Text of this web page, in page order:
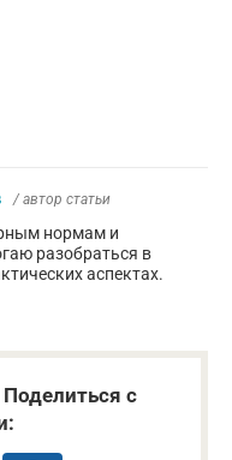
/ автор статьи
нормам и
разобраться в
аспектах.
с